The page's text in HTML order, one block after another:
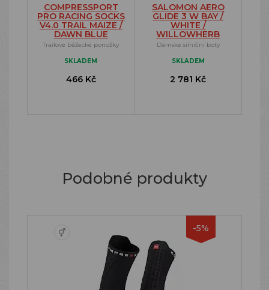
COMPRESSPORT
PRO RACING SOCKS
V4.0 TRAIL MAIZE /
DAWN BLUE
Trailové běžecké ponožky
SKLADEM
466 Kč
SALOMON AERO
GLIDE 3 W BAY /
WHITE /
WILLOWHERB
Dámské silniční boty
SKLADEM
2 781 Kč
Podobné produkty
-5%